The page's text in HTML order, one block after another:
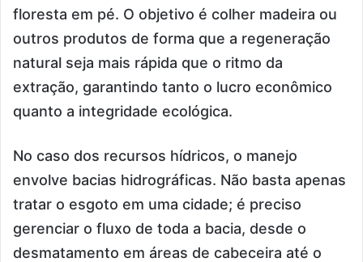
floresta em pé. O objetivo é colher madeira ou
outros produtos de forma que a regeneração
natural seja mais rápida que o ritmo da
extração, garantindo tanto o lucro econômico
quanto a integridade ecológica.
No caso dos recursos hídricos, o manejo
envolve bacias hidrográficas. Não basta apenas
tratar o esgoto em uma cidade; é preciso
gerenciar o fluxo de toda a bacia, desde o
desmatamento em áreas de cabeceira até o